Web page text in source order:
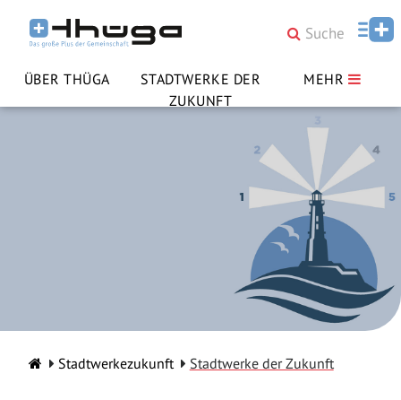
ÜBER THÜGA
STADTWERKE DER
ZUKUNFT
MEHR
Stadtwerkezukunft Stadtwerke der Zukunft